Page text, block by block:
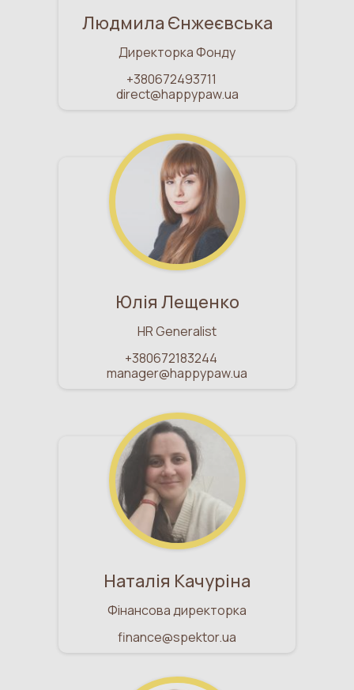
Людмила Єнжеєвська
Директорка Фонду
+380672493711
direct@happypaw.ua
Юлія Лещенко
HR Generalist
+380672183244
manager@happypaw.ua
Наталія Качуріна
Фінансова директорка
finance@spektor.ua